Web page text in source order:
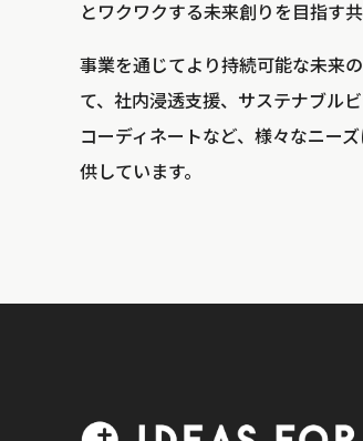
とワクワクする未来創りを目指す
事業を通じてより持続可能な未来
て、社内浸透支援、サステナブル
コーディネートなど、様々なニー
供しています。